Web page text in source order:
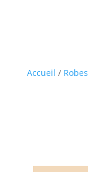
Accueil / Robes